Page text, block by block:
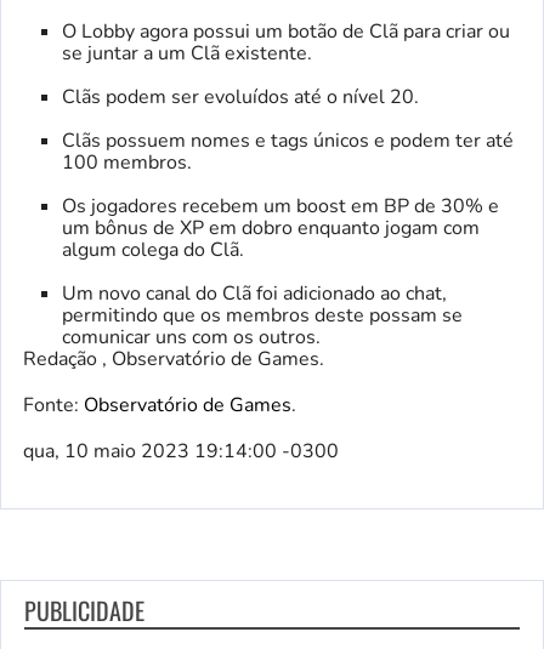
O Lobby agora possui um botão de Clã para criar ou
se juntar a um Clã existente.
Clãs podem ser evoluídos até o nível 20.
Clãs possuem nomes e tags únicos e podem ter até
100 membros.
Os jogadores recebem um boost em BP de 30% e
um bônus de XP em dobro enquanto jogam com
algum colega do Clã.
Um novo canal do Clã foi adicionado ao chat,
permitindo que os membros deste possam se
comunicar uns com os outros.
Redação , Observatório de Games.
Fonte: Observatório de Games.
qua, 10 maio 2023 19:14:00 -0300
PUBLICIDADE